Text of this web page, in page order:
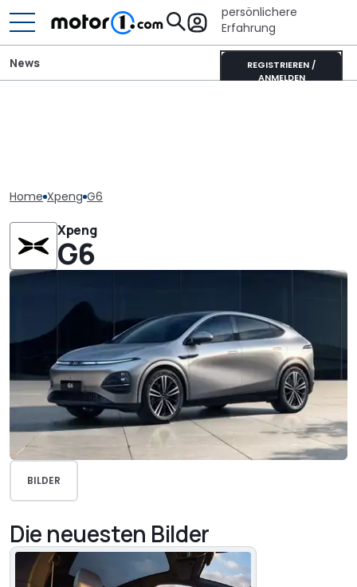
persönlichere
Erfahrung
REGISTRIEREN /
ANMELDEN
News
Home Xpeng G6
Xpeng
G6
BILDER
Die neuesten Bilder